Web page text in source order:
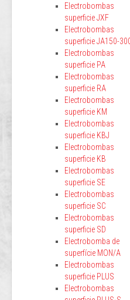
Electrobombas
superficie JXF
Electrobombas
superficie JA150-
Electrobombas
superficie PA
Electrobombas
superficie RA
Electrobombas
superficie KM
Electrobombas
superficie KBJ
Electrobombas
superficie KB
Electrobombas
superficie SE
Electrobombas
superficie SC
Electrobombas
superficie SD
Electrobomba de
superfície MON/A
Electrobombas
superficie PLUS
Electrobombas